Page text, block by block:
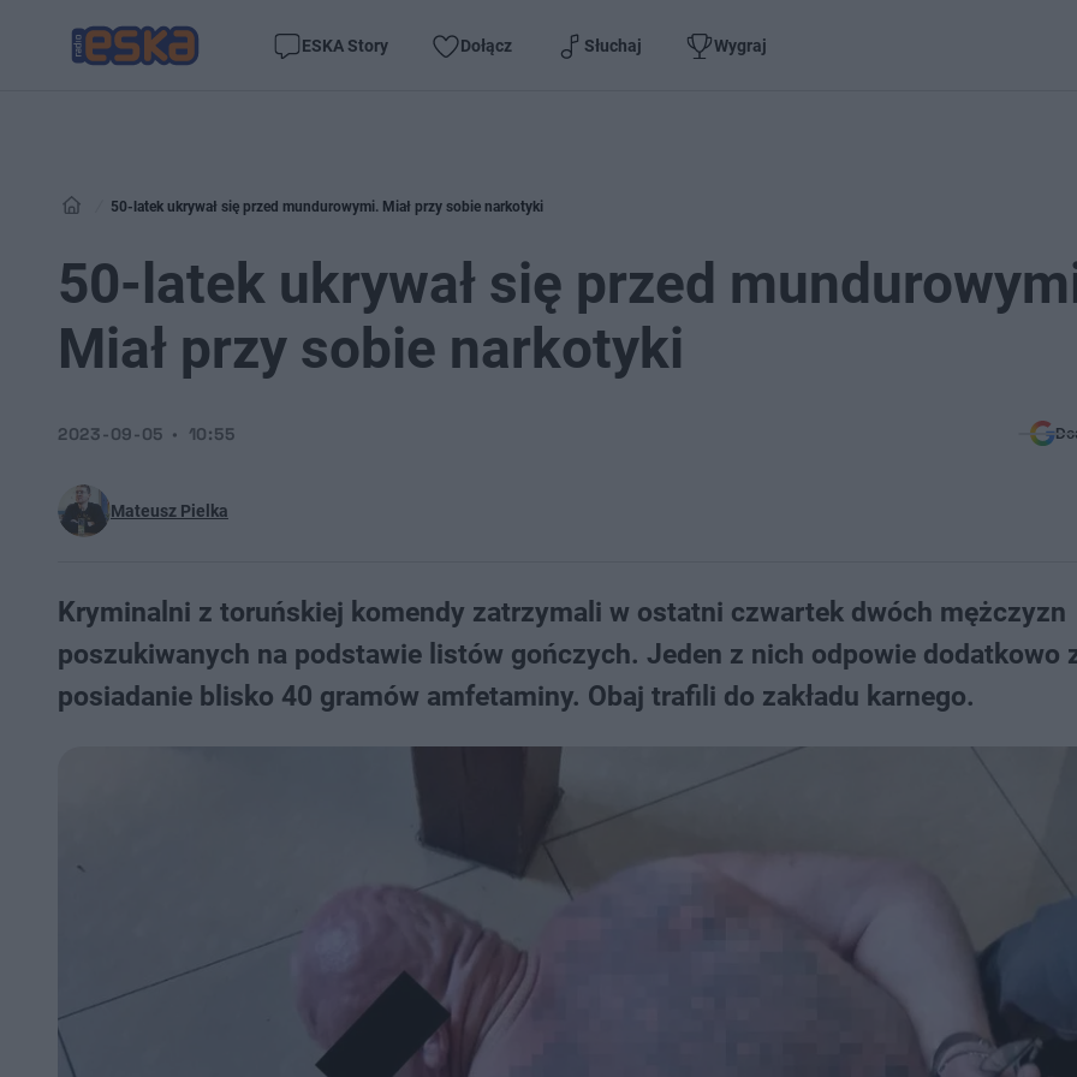
ESKA Story Dołącz Słuchaj Wygraj
50-latek ukrywał się przed mundurowymi. Miał przy sobie narkotyki
50-latek ukrywał się przed
Miał przy sobie narkotyki
Mateusz Pielka
2023-09-05 10:55
Kryminalni z toruńskiej komendy zatrzymali w ostatni czwartek dwóch mężczyzn
poszukiwanych na podstawie listów gończych. Jeden z nich odpowie dodatkowo
posiadanie blisko 40 gramów amfetaminy. Obaj trafili do zakładu karnego.